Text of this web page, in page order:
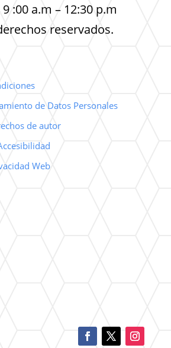
:00 a.m – 12:30 p.m
reservados.
de Datos Personales
de autor
Web